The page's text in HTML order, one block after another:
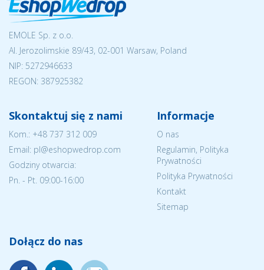
EMOLE Sp. z o.o.
Al. Jerozolimskie 89/43, 02-001 Warsaw, Poland
NIP: 5272946633
REGON: 387925382
Skontaktuj się z nami
Kom.: +48 737 312 009
Email: pl@eshopwedrop.com
Godziny otwarcia:
Pn. - Pt. 09:00-16:00
Informacje
O nas
Regulamin, Polityka
Prywatności
Polityka Prywatności
Kontakt
Sitemap
Dołącz do nas